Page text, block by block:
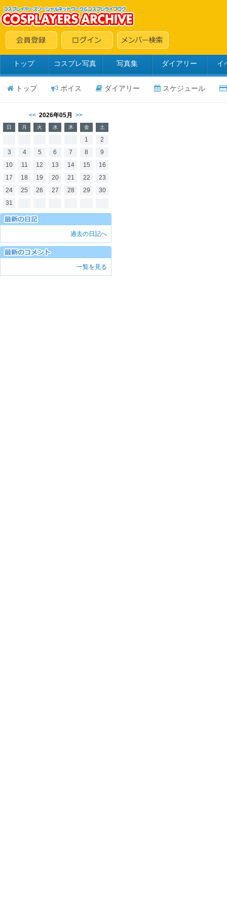
トップ コスプレ写真 写真集 ダイアリー イ
トップ ボイス ダイアリー スケジュール
<< 2026年05月 >>
日 月 火 水 木 金 土
1
2
3
4 5 6 7 8
9
10
11 12 13 14 15
16
17
18 19 20 21 22
23
24
25 26 27 28 29
30
31
過去の日記へ
一覧を見る